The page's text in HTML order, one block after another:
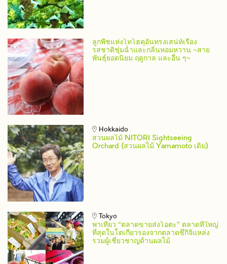
ลูกพีชแห่งโทโฮคุอันทรงเสน่ห์เรื่อง
รสชาติชุ่มฉ่ำและกลิ่นหอมหวาน ~สาย
พันธุ์ยอดนิยม ฤดูกาล และอื่น ๆ~
Hokkaido
สวนผลไม้ NITORI Sightseeing
Orchard (สวนผลไม้ Yamamoto เดิม)
Tokyo
พาเที่ยว “ตลาดขายส่งโอตะ” ตลาดที่ใหญ่
ที่สุดในโตเกียวรองจากตลาดซึกิจิแหล่ง
รวมผู้เชี่ยวชาญด้านผลไม้